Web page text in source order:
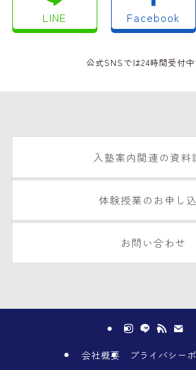
LINE Facebook
公式SNSでは24時間受付中
入塾案内関連の資料
体験授業のお申し
お問い合わせ
会社概要 プライバシー